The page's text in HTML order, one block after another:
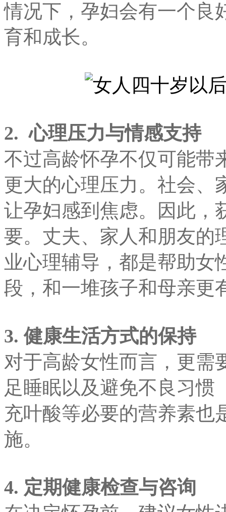
情况下，孕妇会有一个良
育和成长。
2.心理压力与情感支持
不过高龄怀孕不仅可能带
更大的心理压力。社会、
让孕妇感到焦虑。因此，
要。丈夫、家人和朋友的
业心理辅导，都是帮助女
段，和一堆孩子和母亲更
3. 健康生活方式的保持
对于高龄女性而言，更需
足睡眠以及避免不良习惯
充叶酸等必要的营养素也
施。
4. 定期健康检查与咨询